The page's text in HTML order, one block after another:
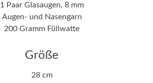
1 Paar Glasaugen, 8 mm
Augen- und Nasengarn
200 Gramm Füllwatte
Größe
28 cm